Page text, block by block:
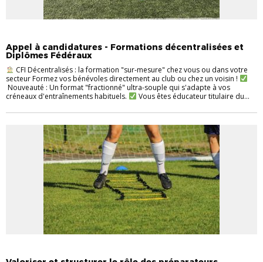
Appel à candidatures - Formations décentralisées et
Diplômes Fédéraux
CFI Décentralisés : la formation "sur-mesure" chez vous ou dans votre
secteur Formez vos bénévoles directement au club ou chez un voisin !
Nouveauté : Un format "fractionné" ultra-souple qui s'adapte à vos
créneaux d'entraînements habituels.
Vous êtes éducateur titulaire du...